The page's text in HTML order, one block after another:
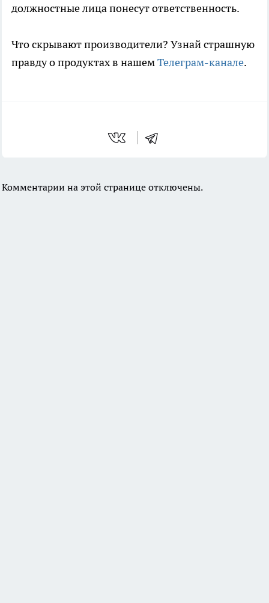
должностные лица понесут ответственность.
Что скрывают производители? Узнай страшную
правду о продуктах в нашемТелеграм-канале.
Комментарии на этой странице отключены.